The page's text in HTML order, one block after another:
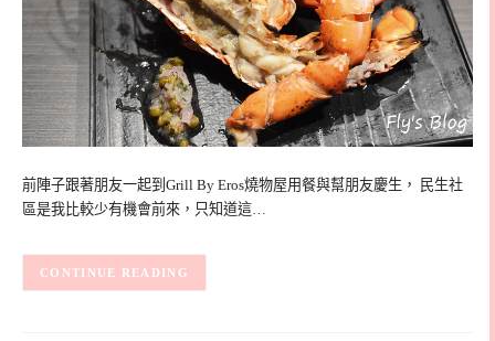
前陣子跟著朋友一起到Grill By Eros燒物屋用餐與幫朋友慶生， 民生社
區是我比較少有機會前來，只知道這…
CONTINUE READING